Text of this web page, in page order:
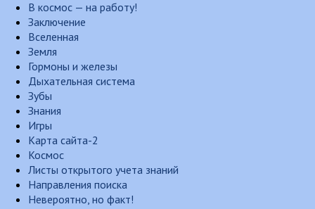
В космос — на работу!
Заключение
Вселенная
Земля
Гормоны и железы
Дыхательная система
Зубы
Знания
Игры
Карта сайта-2
Космос
Листы открытого учета знаний
Направления поиска
Невероятно, но факт!